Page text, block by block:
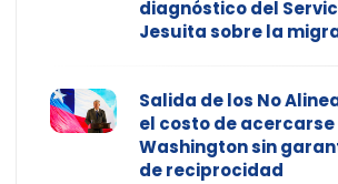
diagnóstico del
Jesuita sobre la
Salida de los No
el costo de acercarse
Washington sin
de reciprocidad